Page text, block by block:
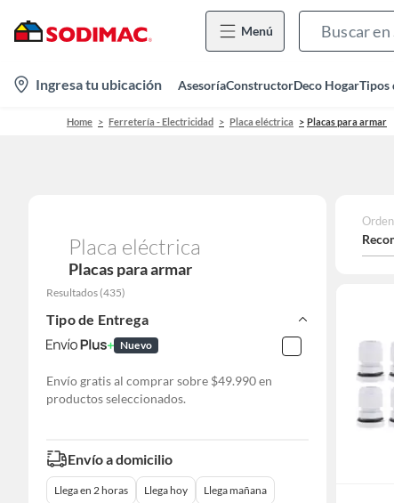
Menú
location-
icon
Ingresa tu ubicación AsesoríaConstructorDeco HogarTipos
Home Ferretería - Electricidad Placa eléctrica Placas para armar
Placa eléctrica
Placas para armar
Resultados (435)
Tipo de Entrega
Nuevo
Envío gratis al comprar sobre $49.990 en
productos seleccionados.
Envío a domicilio
Llega en 2 horas Llega hoy Llega mañana